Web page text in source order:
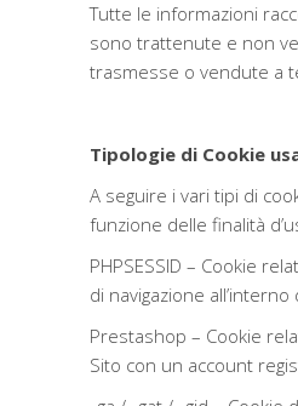
Tutte le informazioni
sono trattenute e non
trasmesse o vendute a
Tipologie di Cookie
A seguire i vari tipi di
funzione delle finalità
PHPSESSID – Cookie
di navigazione all’interno
Prestashop – Cookie
Sito con un account